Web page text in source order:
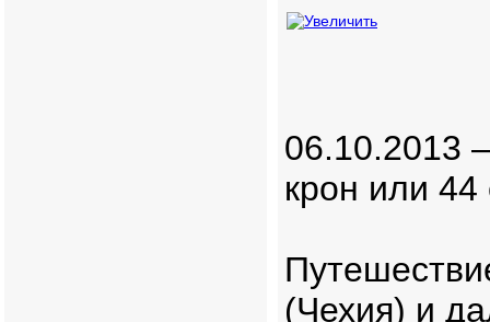
06.10.2013
крон или 44
(Чехия) и